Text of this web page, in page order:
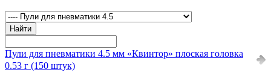
Найти
Пули для пневматики 4.5 мм «Квинтор» плоская головка
0.53 г (150 штук)